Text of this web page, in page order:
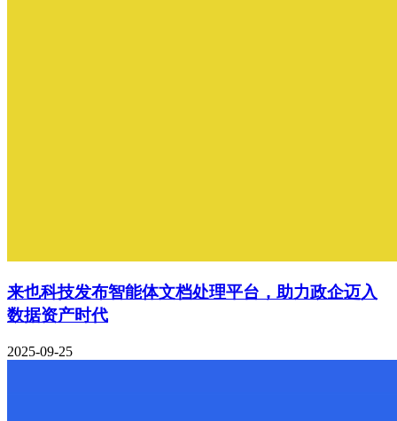
来也科技发布智能体文档处理平台，助力政企迈入
数据资产时代
2025-09-25